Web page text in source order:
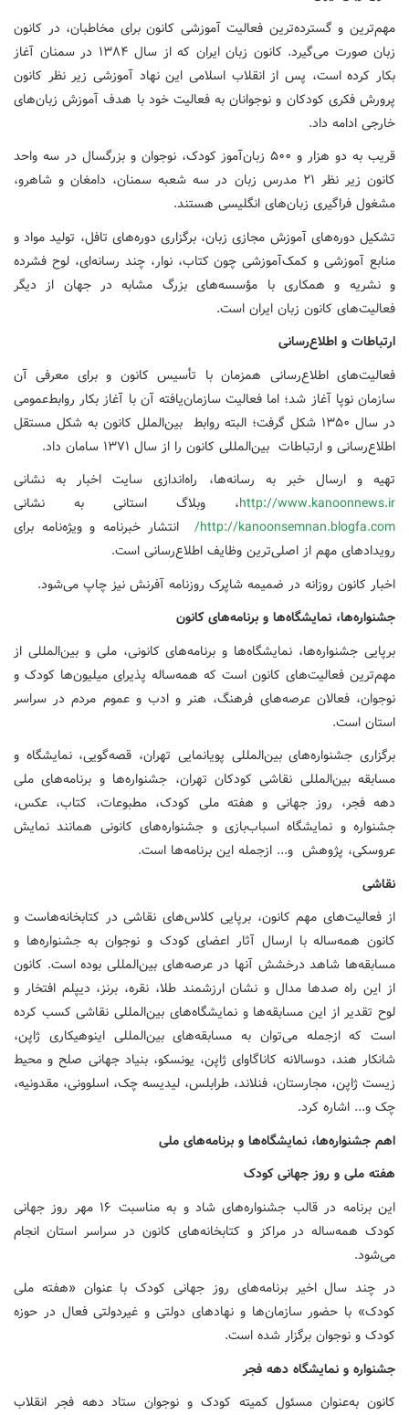
مهم‌ترین و گسترده‌ترین فعالیت آموزشی کانون برای مخاطبان، در کانون
زبان صورت می‌گیرد. کانون زبان ایران که از سال ۱۳۸۴ در سمنان آغاز
بکار کرده است، پس از انقلاب اسلامی این نهاد آموزشی زیر نظر کانون
پرورش فکری کودکان و نوجوانان به فعالیت خود با هدف آموزش زبان‌های
خارجی ادامه داد.
قریب به دو هزار و ۵۰۰ زبان‌آموز کودک، نوجوان و بزرگسال در سه واحد
کانون زیر نظر ۲۱ مدرس زبان در سه شعبه سمنان، دامغان و شاهرو،
مشغول فراگیری زبان‌های انگلیسی هستند.
تشکیل دوره‌های آموزش مجازی زبان، برگزاری دوره‌های تافل، تولید مواد و
منابع آموزشی و کمک‌آموزشی چون کتاب، نوار، چند رسانه‌ای، لوح فشرده
و نشریه و همکاری با مؤسسه‌های بزرگ مشابه در جهان از دیگر
فعالیت‌های کانون زبان ایران است.
ارتباطات و اطلاع‌رسانی
فعالیت‌های اطلاع‌رسانی همزمان با تأسیس کانون و برای معرفی آن
سازمان نوپا آغاز شد؛ اما فعالیت سازمان‌یافته آن با آغاز بکار روابط‌عمومی
در سال ۱۳۵۰ شکل گرفت؛ البته روابط بین‌الملل کانون به شکل مستقل
اطلاع‌رسانی و ارتباطات بین‌المللی کانون را از سال ١٣٧١ سامان داد.
تهیه و ارسال خبر به رسانه‌ها، راه‌اندازی سایت اخبار به نشانی
http://www.kanoonnews.ir، وبلاگ استانی به نشانی
http://kanoonsemnan.blogfa.com/
انتشار خبرنامه و ویژه‌نامه برای
رویدادهای مهم از اصلی‌ترین وظایف اطلاع‌رسانی است.
اخبار کانون روزانه در ضمیمه شاپرک روزنامه آفرنش نیز چاپ می‌شود.
جشنواره‌ها، نمایشگاه‌ها و برنامه‌های کانون
برپایی جشنواره‌ها، نمایشگاه‌ها و برنامه‌های کانونی، ملی و بین‌المللی از
مهم‌ترین فعالیت‌های کانون است که همه‌ساله پذیرای میلیون‌ها کودک و
نوجوان، فعالان عرصه‌های فرهنگ، هنر و ادب و عموم مردم در سراسر
استان است.
برگزاری جشنواره‌های بین‌المللی پویانمایی تهران، قصه‌گویی، نمایشگاه و
مسابقه بین‌المللی نقاشی کودکان تهران، جشنواره‌ها و برنامه‌های ملی
دهه فجر، روز جهانی و هفته ملی کودک، مطبوعات، کتاب، عکس،
جشنواره و نمایشگاه اسباب‌بازی و جشنواره‌های کانونی همانند نمایش
عروسکی، پژوهش و... ازجمله این برنامه‌ها است.
نقاشی
از فعالیت‌های مهم کانون، برپایی کلاس‌های نقاشی در کتابخانه‌هاست و
کانون همه‌ساله با ارسال آثار اعضای کودک و نوجوان به جشنواره‌ها و
مسابقه‌ها شاهد درخشش آنها در عرصه‌های بین‌المللی بوده است. کانون
از این راه صدها مدال و نشان ارزشمند طلا، نقره، برنز، دیپلم افتخار و
لوح تقدیر از این مسابقه‌ها و نمایشگاه‌های بین‌المللی نقاشی کسب کرده
است که ازجمله می‌توان به مسابقه‌های بین‌المللی اینوهیکاری ژاپن،
شانکار هند، دوسالانه کاناگاوای ژاپن، یونسکو، بنیاد جهانی صلح و محیط
زیست ژاپن، مجارستان، فنلاند، طرابلس، لیدیسه چک، اسلوونی، مقدونیه،
چک و... اشاره کرد.
اهم جشنوارهها، نمایشگاهها و برنامههای ملی
هفته ملی و روز جهانی کودک
این برنامه در قالب جشنواره‌های شاد و به مناسبت ۱۶ مهر روز جهانی
کودک همه‌ساله در مراکز و کتابخانه‌های کانون در سراسر استان انجام
می‌شود.
در چند سال اخیر برنامه‌های روز جهانی کودک با عنوان «هفته ملی
کودک» با حضور سازمان‌ها و نهادهای دولتی و غیردولتی فعال در حوزه
کودک و نوجوان برگزار شده است.
جشنواره و نمایشگاه دهه فجر
کانون به‌عنوان مسئول کمیته کودک و نوجوان ستاد دهه فجر انقلاب